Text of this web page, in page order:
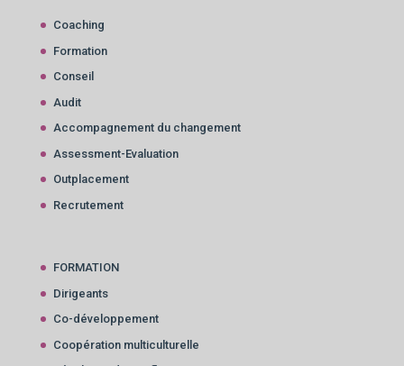
Coaching
Formation
Conseil
Audit
Accompagnement du changement
Assessment-Evaluation
Outplacement
Recrutement
FORMATION
Dirigeants
Co-développement
Coopération multiculturelle